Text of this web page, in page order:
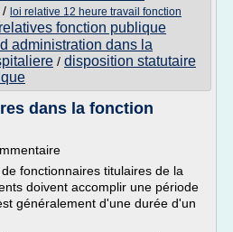
/ loi relative 12 heure travail fonction
fonction publique
administration dans la
/ disposition statutaire
dans la fonction
fonctionnaires titulaires de la
doivent accomplir une période
généralement d'une durée d'un